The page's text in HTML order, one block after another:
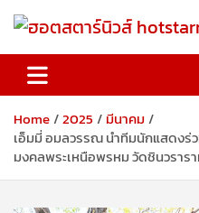
ฮอตสตาร์นิวส์
Home 2025
มีนาคม
เอ็มมี่ อมลวรรณ นำทีมนักแสดงร่
มงคลพระเหนือพรหม วัดชินวราร